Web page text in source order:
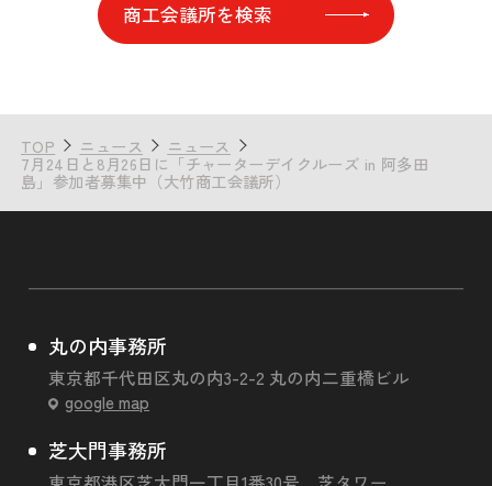
商工会議所を検索
TOP ニュース ニュース
7月24日と8月26日に「チャーターデイクルーズ in 阿多田
島」参加者募集中（大竹商工会議所）
丸の内事務所
東京都千代田区丸の内3-2-2 丸の内二重橋ビル
google map
芝大門事務所
東京都港区芝大門一丁目1番30号 芝タワー